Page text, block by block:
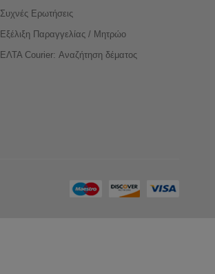
Συχνές Ερωτήσεις
Εξέλιξη Παραγγελίας / Μητρώο
ΕΛΤΑ Courier: Αναζήτηση δέματος